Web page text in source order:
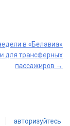
в «Белавиа»
для трансферных
пассажиров →
авторизуйтесь